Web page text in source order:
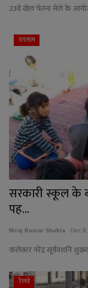
23वें खेल चेतना मेले के
रतलाम
सरकारी स्कूल के
पह...
Niraj Kumar Shukla Dec
कलेक्टर नरेंद्र सूर्यवंशनि
रेलवे